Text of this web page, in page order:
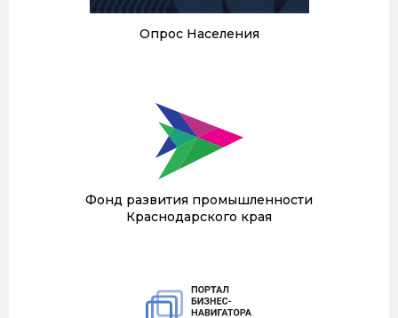
Опрос Населения
Фонд развития промышленности
Краснодарского края